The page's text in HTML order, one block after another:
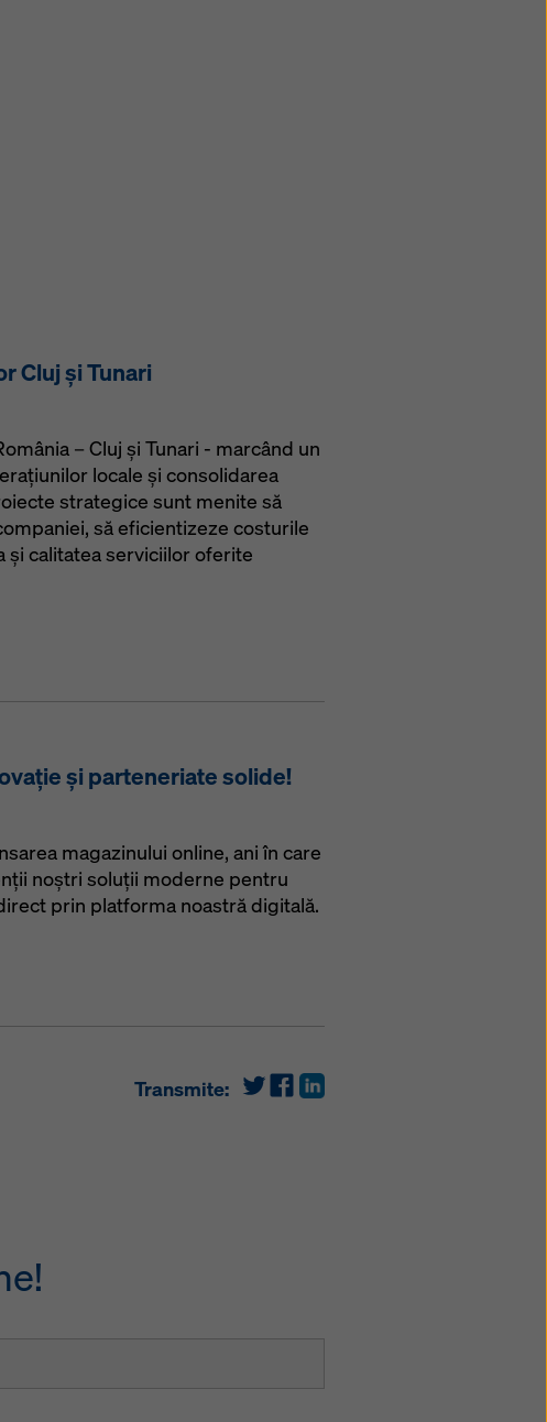
Cluj și Tunari
– Cluj și Tunari - marcând un
locale și consolidarea
strategice sunt menite să
să eficientizeze costurile
și calitatea serviciilor oferite
și parteneriate solide!
magazinului online, ani în care
noștri soluții moderne pentru
prin platforma noastră digitală.
Transmite: